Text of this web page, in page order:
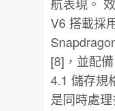
V6 搭載採
[8]，並配
4.1 儲存規
是同時處